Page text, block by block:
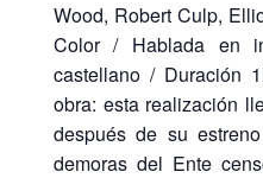
Wood, Robert Culp,
Color / Hablada en
castellano / Duración
obra: esta realización
después de su
demoras del Ente